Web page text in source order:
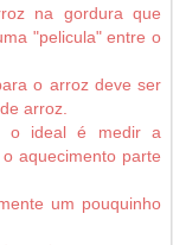
na gordura que
"pelicula" entre o
o arroz deve ser
arroz.
o ideal é medir a
aquecimento parte
um pouquinho